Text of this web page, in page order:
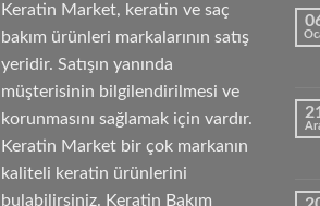
Keratin Market, keratin ve saç
bakım ürünleri markalarının satış
yeridir. Satışın yanında
müşterisinin bilgilendirilmesi ve
korunmasını sağlamak için vardır.
Keratin Market bir çok markanın
kaliteli keratin ürünlerini
bulabilirsiniz. Keratin Bakım